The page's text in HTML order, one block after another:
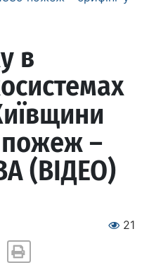
в
–
(ВІДЕО)
21